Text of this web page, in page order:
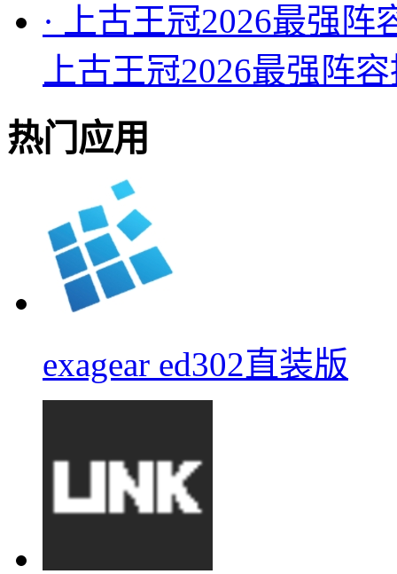
·
上古王冠2026最强
上古王冠2026最强阵
热门应用
exagear ed302直装版